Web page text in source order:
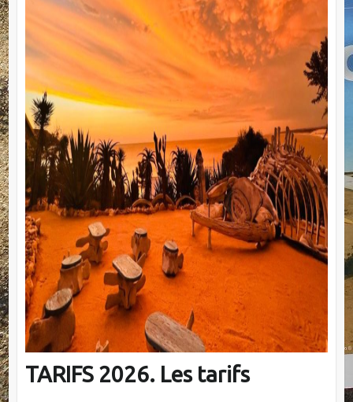
TARIFS 2026. Les tarifs